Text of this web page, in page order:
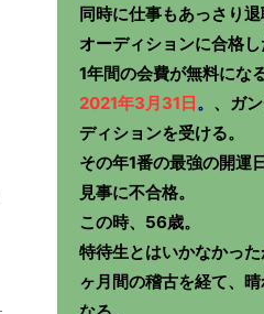
同時に仕事もあっさり退
オーディションに合格し
1年間の会費が無料にな
2021年3月31日。 、ガ
ディションを受ける。
その年1番の最強の開運
見事に不合格。
この時、56歳。
特待生とはいかなかっ
ヶ月間の稽古を経て、